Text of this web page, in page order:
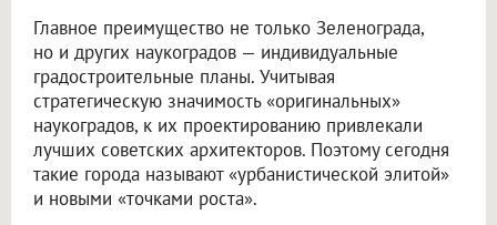
Главное преимущество не только Зеленограда,
но и других наукоградов — индивидуальные
градостроительные планы. Учитывая
стратегическую значимость «оригинальных»
наукоградов, к их проектированию привлекали
лучших советских архитекторов. Поэтому сегодня
такие города называют «урбанистической элитой»
и новыми «точками роста».